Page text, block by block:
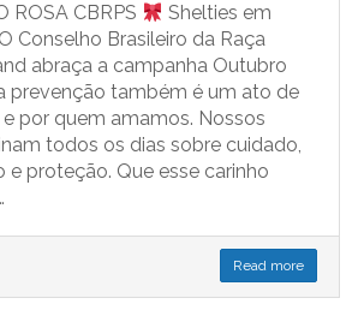
ROSA CBRPS
Shelties em
Conselho Brasileiro da Raça
abraça a campanha Outubro
prevenção também é um ato de
por quem amamos. Nossos
todos os dias sobre cuidado,
e proteção. Que esse carinho
Read more